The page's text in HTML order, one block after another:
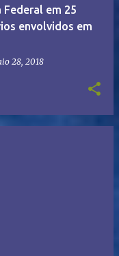
em 25
envolvidos em
28, 2018